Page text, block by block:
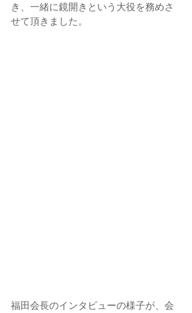
き、一緒に鏡開きという大役を務めさ
せて頂きました。
福田会長のインタビューの様子が、会